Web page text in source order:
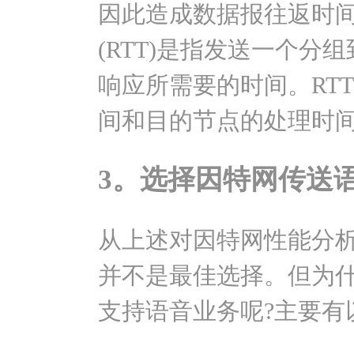
因此造成数据报往返时
(RTT)是指发送一个分
响应所需要的时间。
间和目的节点的处理时
3。选择因特网传送
从上述对因特网性能分
并不是最佳选择。但为
支持语音业务呢?主要